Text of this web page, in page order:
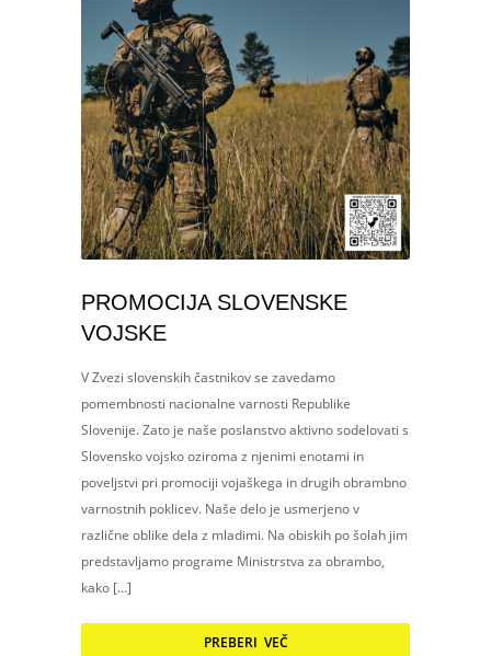
PROMOCIJA SLOVENSKE
VOJSKE
V Zvezi slovenskih častnikov se zavedamo
pomembnosti nacionalne varnosti Republike
Slovenije. Zato je naše poslanstvo aktivno sodelovati s
Slovensko vojsko oziroma z njenimi enotami in
poveljstvi pri promociji vojaškega in drugih obrambno
varnostnih poklicev. Naše delo je usmerjeno v
različne oblike dela z mladimi. Na obiskih po šolah jim
predstavljamo programe Ministrstva za obrambo,
kako […]
PREBERI VEČ